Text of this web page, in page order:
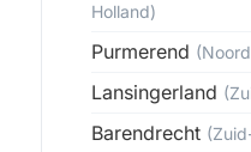
Holland)
Purmerend
Lansingerland
Barendrecht